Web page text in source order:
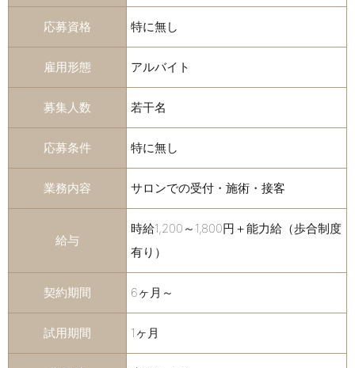
応募資格 特に無し
雇用形態 アルバイト
募集人数 若干名
応募条件 特に無し
業務内容 サロンでの受付・施術・接客
給与
時給1,200～1,800円＋能力給（歩合制度
有り）
契約期間 6ヶ月～
試用期間 1ヶ月